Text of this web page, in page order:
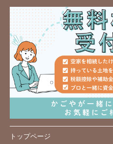
トップページ